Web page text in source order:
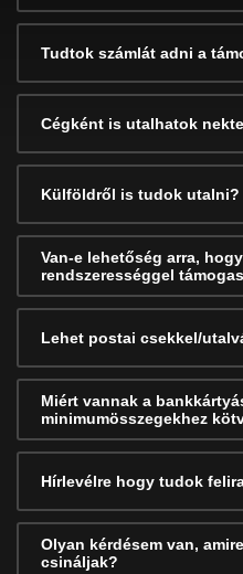
Tudtok számlát adni a
Cégként is utalhatok
Külföldről is tudok utalni?
Van-e lehetőség arra,
rendszerességgel
Lehet postai csekkel/
Miért vannak a
minimumösszegekhez
Hírlevélre hogy tudok
Olyan kérdésem van,
csináljak?